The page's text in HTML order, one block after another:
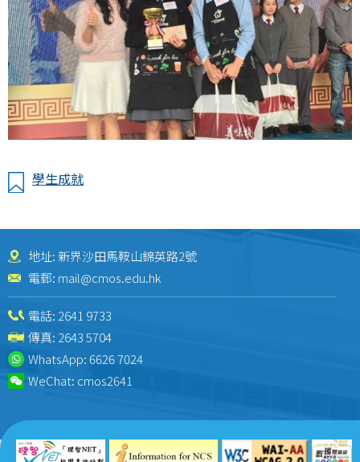
學生成就
地址: 新界沙田馬鞍山錦英路2號
電郵: mail@cmos.edu.hk
電話: 2641 9733
傳真: 2643 5704
WhatsApp:6626 7024
WeChat: cmos2641